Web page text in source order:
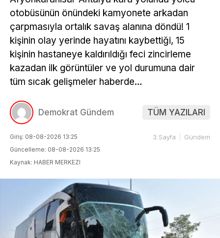
otobüsünün önündeki kamyonete arkadan
çarpmasıyla ortalık savaş alanına döndü! 1
kişinin olay yerinde hayatını kaybettiği, 15
kişinin hastaneye kaldırıldığı feci zincirleme
kazadan ilk görüntüler ve yol durumuna dair
tüm sıcak gelişmeler haberde…
Demokrat Gündem TÜM YAZILARI
Giriş: 08-08-2026 13:25
Güncelleme: 08-08-2026 13:25
Kaynak: HABER MERKEZI
3.Sayfa Gündem